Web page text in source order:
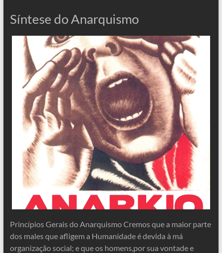
Síntese do Anarquismo
Princípios Gerais do Anarquismo Cremos que a maior parte
dos males que afligem a Humanidade é devida à má
organização social; e que os homens,por sua vontade e